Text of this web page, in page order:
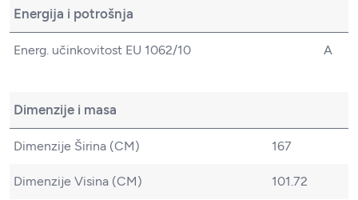
Energija i potrošnja
Energ. učinkovitost EU 1062/10 A
Dimenzije i masa
Dimenzije Širina (CM) 167
Dimenzije Visina (CM) 101.72